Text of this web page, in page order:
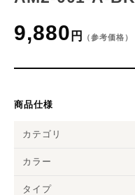
9,880 円 （参考価格）
商品仕様
カテゴリ
カラー
タイプ